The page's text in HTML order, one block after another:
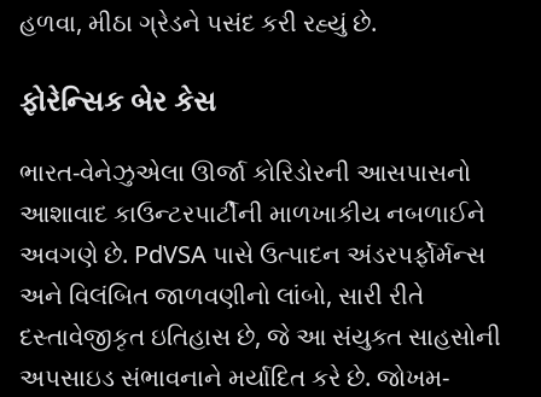
હળવા, મીઠા ગ્રેડને પસંદ કરી રહ્યું છે.
ફોરેન્સિક બેર કેસ
ભારત-વેનેઝુએલા ઊર્જા કોરિડોરની આસપાસનો
આશાવાદ કાઉન્ટરપાર્ટીની માળખાકીય નબળાઈને
અવગણે છે. PdVSA પાસે ઉત્પાદન અંડરપર્ફોર્મન્સ
અને વિલંબિત જાળવણીનો લાંબો, સારી રીતે
દસ્તાવેજીકૃત ઇતિહાસ છે, જે આ સંયુક્ત સાહસોની
અપસાઇડ સંભાવનાને મર્યાદિત કરે છે. જોખમ-